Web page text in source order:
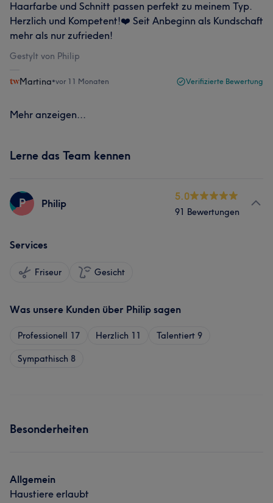
Haarfarbe und Schnitt passen perfekt zu meinem Typ.
Herzlich und Kompetent!❤️ Seit Anbeginn als Kundschaft
mehr als nur zufrieden!
Gestylt von Philip
Martina•vor 11 Monaten Verifizierte Bewertung
Mehr anzeigen...
Lerne das Team kennen
P Philip
5.0
91 Bewertungen
Services
Friseur Gesicht
Was unsere Kunden über Philip sagen
Professionell 17 Herzlich 11 Talentiert 9
Sympathisch 8
Besonderheiten
Allgemein
Haustiere erlaubt